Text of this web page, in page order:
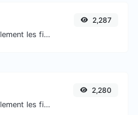
Convertissez facilement les fichiers image WEBP en JPG.
2,287
Convertissez facilement les fichiers image JPG en WEBP.
2,280